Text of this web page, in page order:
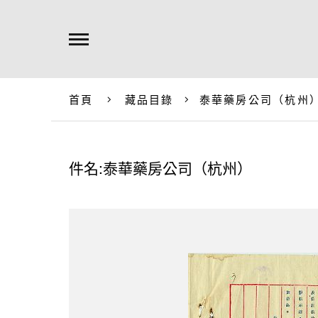
首頁 藏品目錄 泰華藥房公司（杭州
件名:泰華藥房公司（杭州）